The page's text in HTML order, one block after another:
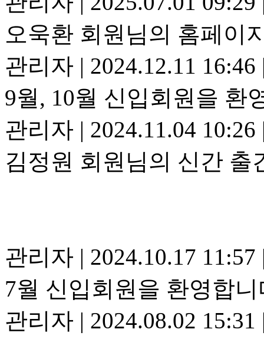
오욱환 회원님의 홈페이
관리자 | 2024.12.11 16:46
9월, 10월 신입회원을 환
관리자 | 2024.11.04 10:26
김정원 회원님의 신간 출
관리자 | 2024.10.17 11:57
7월 신입회원을 환영합니
관리자 | 2024.08.02 15:31